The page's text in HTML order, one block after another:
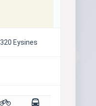
Eysines